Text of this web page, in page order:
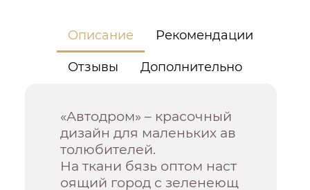
Описание Рекомендации
Отзывы Дополнительно
«Автодром» – красочный
дизайн для маленьких ав
толюбителей.
На ткани бязь оптом наст
оящий город с зеленеющ